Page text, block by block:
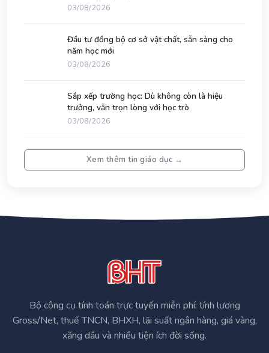
Đầu tư đồng bộ cơ sở vật chất, sẵn sàng cho
Bộ công cụ tính toán trực tuyến miễn phí: tính lương